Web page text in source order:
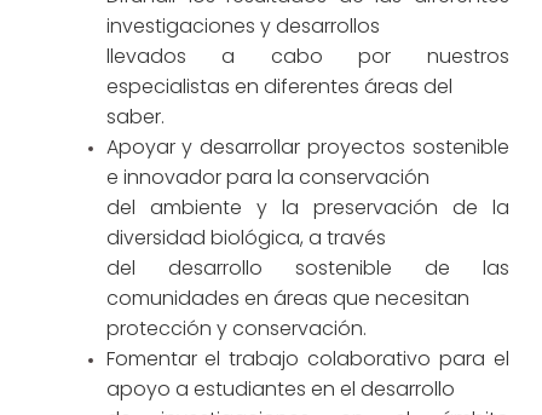
investigaciones y desarrollos
llevados a cabo por nuestros
especialistas en diferentes áreas del
saber.
Apoyar y desarrollar proyectos sostenible
e innovador para la conservación
del ambiente y la preservación de la
diversidad biológica, a través
del desarrollo sostenible de las
comunidades en áreas que necesitan
protección y conservación.
Fomentarel trabajo colaborativo para el
apoyo a estudiantes en el desarrollo